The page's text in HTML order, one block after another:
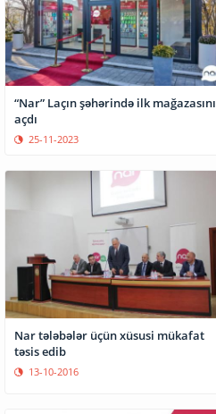
“Nar” Laçın şəhərində ilk mağazasını
açdı
25-11-2023
Nar tələbələr üçün xüsusi mükafat
təsis edib
13-10-2016